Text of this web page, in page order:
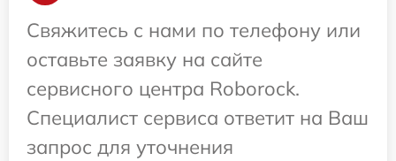
Свяжитесь с нами по телефону или
оставьте заявку на сайте
сервисного центра Roborock.
Специалист сервиса ответит на Ваш
запрос для уточнения